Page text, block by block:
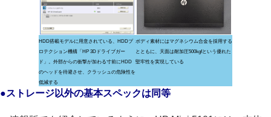
HDD搭載モデルに用意されている、HDDプ
ロテクション機構「HP 3Dドライブガー
ド」。外部からの衝撃が加わる寸前にHDD
のヘッドを待避させ、クラッシュの危険性を
低減する
ボディ素材にはマグネシウム合金を採用する
とともに、天面は耐加圧500kgfという優れた
堅牢性を実現している
●ストレージ以外の基本スペックは同等